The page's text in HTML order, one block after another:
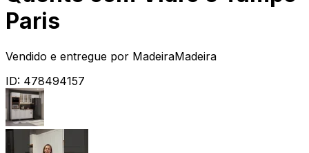
Paris
Vendido e entregue por MadeiraMadeira
ID: 478494157